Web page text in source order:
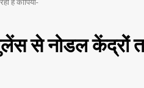
है कॉपियां-
से नोडल केंद्रों